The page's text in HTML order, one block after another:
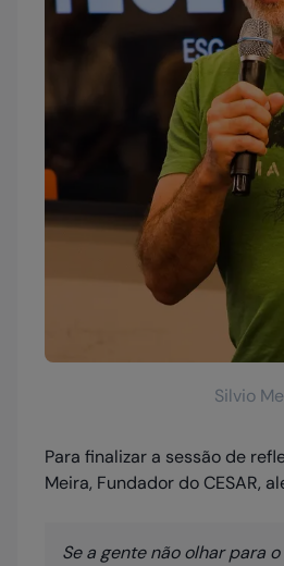
Silvio
Para finalizar a sessão de
Meira, Fundador do CESAR,
Se a gente não olhar para